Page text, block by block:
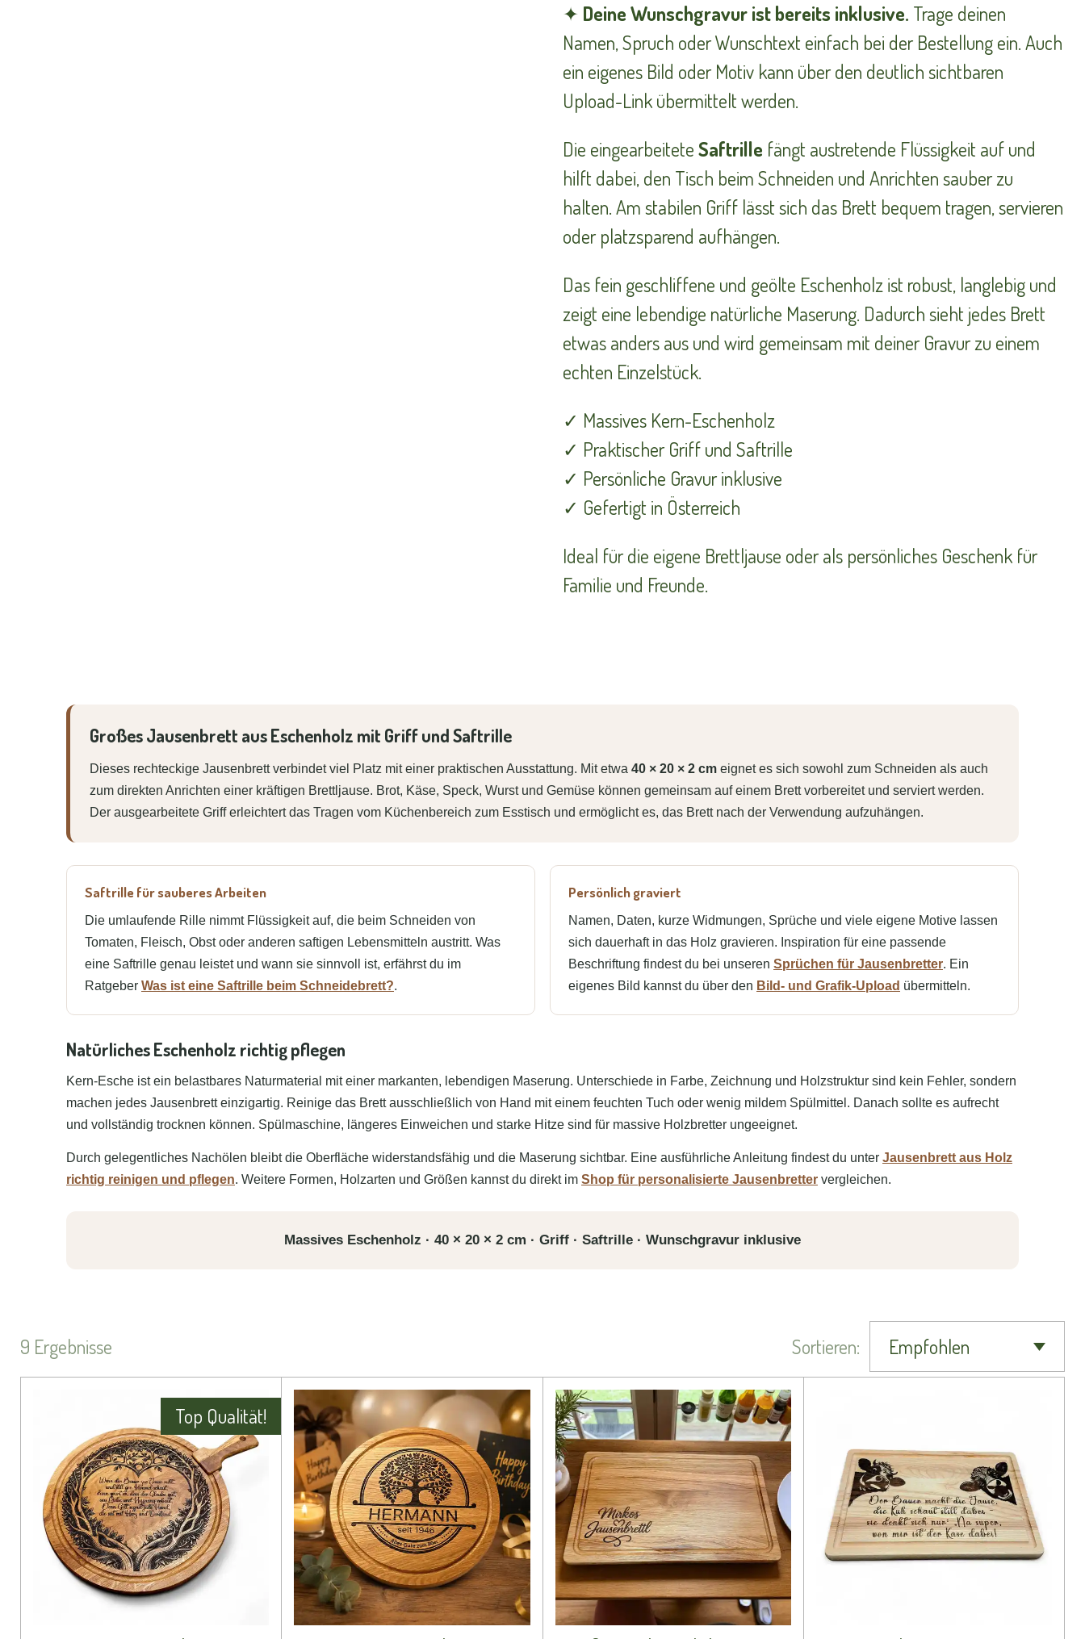
✦ Deine Wunschgravur ist bereits inklusive. Trage deinen
Namen, Spruch oder Wunschtext einfach bei der Bestellung ein. Auch
ein eigenes Bild oder Motiv kann über den deutlich sichtbaren
Upload-Link übermittelt werden.
Die eingearbeiteteSaftrille fängt austretende Flüssigkeit auf und
hilft dabei, den Tisch beim Schneiden und Anrichten sauber zu
halten. Am stabilen Griff lässt sich das Brett bequem tragen, servieren
oder platzsparend aufhängen.
Das fein geschliffene und geölte Eschenholz ist robust, langlebig und
zeigt eine lebendige natürliche Maserung. Dadurch sieht jedes Brett
etwas anders aus und wird gemeinsam mit deiner Gravur zu einem
echten Einzelstück.
✓ Massives Kern-Eschenholz
✓ Praktischer Griff und Saftrille
✓ Persönliche Gravur inklusive
✓ Gefertigt in Österreich
Ideal für die eigene Brettljause oder als persönliches Geschenk für
Familie und Freunde.
Großes Jausenbrett aus Eschenholz mit Griff und Saftrille
Dieses rechteckige Jausenbrett verbindet viel Platz mit einer praktischen Ausstattung. Mit etwa 40 × 20 × 2 cm eignet es sich sowohl zum Schneiden als auch
zum direkten Anrichten einer kräftigen Brettljause. Brot, Käse, Speck, Wurst und Gemüse können gemeinsam auf einem Brett vorbereitet und serviert werden.
Der ausgearbeitete Griff erleichtert das Tragen vom Küchenbereich zum Esstisch und ermöglicht es, das Brett nach der Verwendung aufzuhängen.
Saftrille für sauberes Arbeiten
Die umlaufende Rille nimmt Flüssigkeit auf, die beim Schneiden von
Tomaten, Fleisch, Obst oder anderen saftigen Lebensmitteln austritt. Was
eine Saftrille genau leistet und wann sie sinnvoll ist, erfährst du im
Ratgeber Was ist eine Saftrille beim Schneidebrett?.
Persönlich graviert
Namen, Daten, kurze Widmungen, Sprüche und viele eigene Motive lassen
sich dauerhaft in das Holz gravieren. Inspiration für eine passende
Beschriftung findest du bei unseren Sprüchen für Jausenbretter. Ein
eigenes Bild kannst du über den Bild- und Grafik-Upload übermitteln.
Natürliches Eschenholz richtig pflegen
Kern-Esche ist ein belastbares Naturmaterial mit einer markanten, lebendigen Maserung. Unterschiede in Farbe, Zeichnung und Holzstruktur sind kein Fehler, sondern
machen jedes Jausenbrett einzigartig. Reinige das Brett ausschließlich von Hand mit einem feuchten Tuch oder wenig mildem Spülmittel. Danach sollte es aufrecht
und vollständig trocknen können. Spülmaschine, längeres Einweichen und starke Hitze sind für massive Holzbretter ungeeignet.
Durch gelegentliches Nachölen bleibt die Oberfläche widerstandsfähig und die Maserung sichtbar. Eine ausführliche Anleitung findest du unter Jausenbrett aus Holz
richtig reinigen und pflegen. Weitere Formen, Holzarten und Größen kannst du direkt im Shop für personalisierte Jausenbretter vergleichen.
Massives Eschenholz · 40 × 20 × 2 cm · Griff · Saftrille · Wunschgravur inklusive
9 Ergebnisse Sortieren:
Top Qualität!